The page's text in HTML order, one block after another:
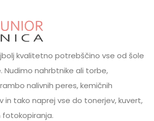
kvalitetno potrebščino vse od šole
Nudimo nahrbtnike ali torbe,
nalivnih peres, kemičnih
in tako naprej vse do tonerjev, kuvert,
fotokopiranja.